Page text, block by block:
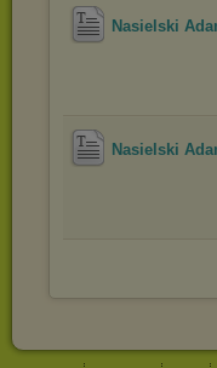
Nasielski
Nasielski